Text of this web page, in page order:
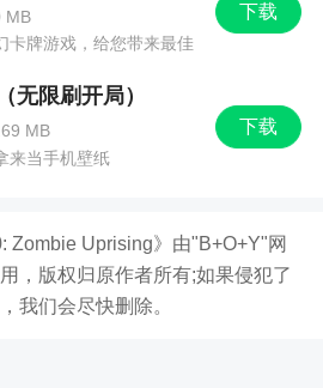
下载
MB
卡牌游戏，给您带来最佳
下载
无限刷开局）
MB
来当手机壁纸
Zombie Uprising》由"B+O+Y"网
，版权归原作者所有;如果侵犯了
我们会尽快删除。